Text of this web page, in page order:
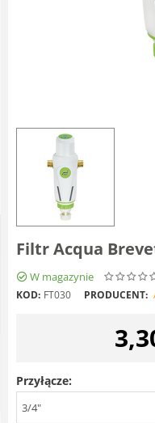
Filtr Acqua
W magazynie
KOD: FT030 PRODUCENT:
Przyłącze:
3/4"